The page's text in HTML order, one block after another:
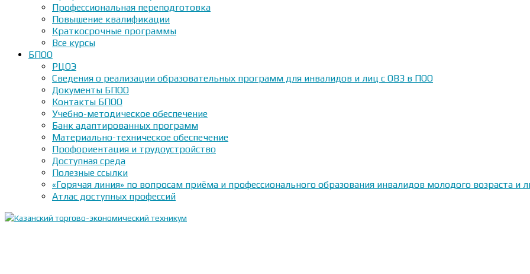
Профессиональная переподготовка
Повышение квалификации
Краткосрочные программы
Все курсы
БПОО
РЦОЭ
Сведения о реализации образовательных программ для инвалидов и лиц с ОВЗ в ПОО
Документы БПОО
Контакты БПОО
Учебно-методическое обеспечение
Банк адаптированных программ
Материально-техническое обеспечение
Профориентация и трудоустройство
Доступная среда
Полезные ссылки
«Горячая линия» по вопросам приёма и профессионального образования инвалидов молодого возраста
Атлас доступных профессий